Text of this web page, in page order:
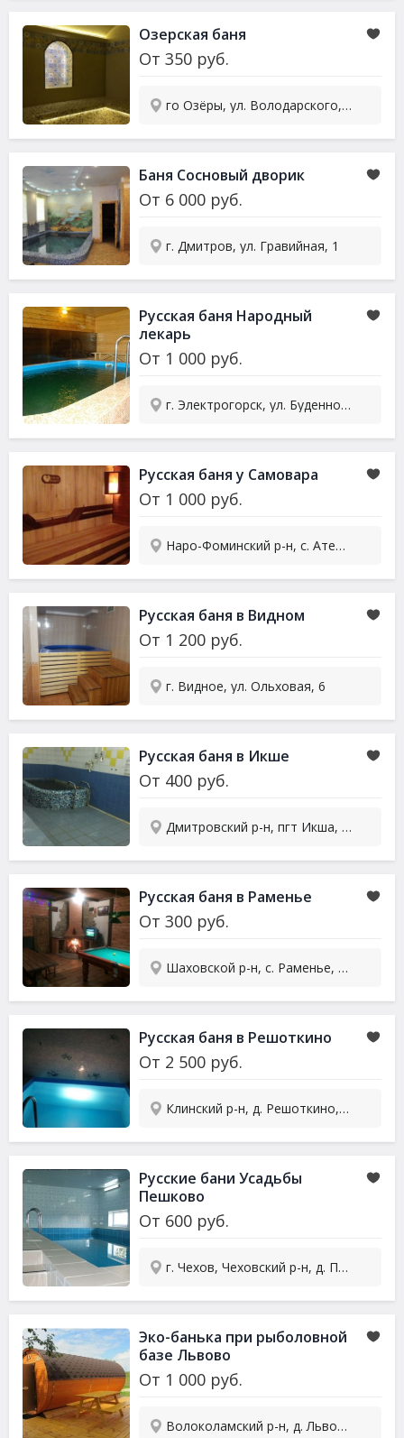
Озерская баня
От350 руб.
го Озёры, ул. Володарского, 15
Баня Сосновый дворик
От 6 000 руб.
г. Дмитров, ул. Гравийная, 1
Русская баня Народный
лекарь
От 1 000 руб.
г. Электрогорск, ул. Буденного, 5В
Русская баня у Самовара
От 1 000 руб.
Наро-Фоминский р-н, с. Атепцево, ул. Молодежная , 6
Русская баня в Видном
От 1 200 руб.
г. Видное, ул. Ольховая, 6
Русская баня в Икше
От 400 руб.
Дмитровский р-н, пгт Икша, ул. Заовражная, 1Г
Русская баня в Раменье
От300 руб.
Шаховской р-н, с. Раменье, ул. Советская, 47
Русская баня в Решоткино
От 2 500 руб.
Клинский р-н, д. Решоткино, ул. Лесная, уч. 15
Русские бани Усадьбы
Пешково
От 600 руб.
г. Чехов, Чеховский р-н, д. Пешково, ул. Новая, 6
Эко-банька при рыболовной
базе Львово
От 1 000 руб.
Волоколамский р-н, д. Львово